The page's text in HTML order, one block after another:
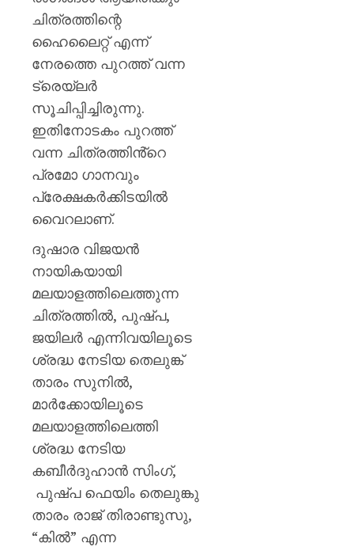
ചിത്രത്തിന്റെ
ഹൈലൈറ്റ് എന്ന്
നേരത്തെ പുറത്ത് വന്ന
ട്രെയ്‌ലർ
സൂചിപ്പിച്ചിരുന്നു.
ഇതിനോടകം പുറത്ത്
വന്ന ചിത്രത്തിൻ്റെ
പ്രമോ ഗാനവും
പ്രേക്ഷകർക്കിടയിൽ
വൈറലാണ്.
ദുഷാര വിജയൻ
നായികയായി
മലയാളത്തിലെത്തുന്ന
ചിത്രത്തിൽ, പുഷ്പ,
ജയിലർ എന്നിവയിലൂടെ
ശ്രദ്ധ നേടിയ തെലുങ്ക്
താരം സുനിൽ,
മാർക്കോയിലൂടെ
മലയാളത്തിലെത്തി
ശ്രദ്ധ നേടിയ
കബീർദുഹാൻ സിംഗ്,
പുഷ്പ ഫെയിം തെലുങ്കു
താരം രാജ് തിരാണ്ടുസു,
“കിൽ” എന്ന